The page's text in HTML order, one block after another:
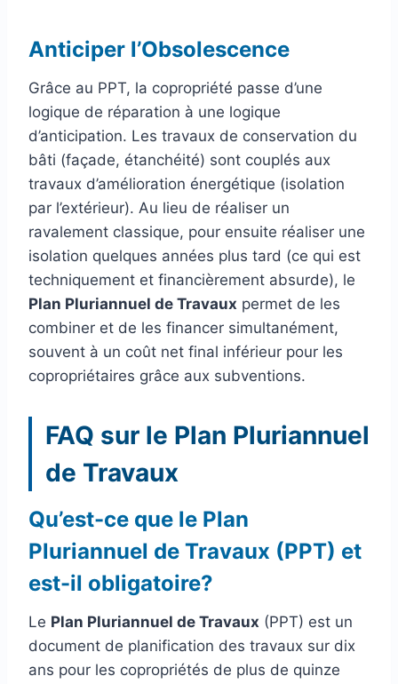
Anticiper l’Obsolescence
Grâce au PPT, la copropriété passe d’une
logique de réparation à une logique
d’anticipation. Les travaux de conservation du
bâti (façade, étanchéité) sont couplés aux
travaux d’amélioration énergétique (isolation
par l’extérieur). Au lieu de réaliser un
ravalement classique, pour ensuite réaliser une
isolation quelques années plus tard (ce qui est
techniquement et financièrement absurde), le
Plan Pluriannuel de Travaux permet de les
combiner et de les financer simultanément,
souvent à un coût net final inférieur pour les
copropriétaires grâce aux subventions.
FAQ sur le Plan Pluriannuel
de Travaux
Qu’est-ce que le Plan
Pluriannuel de Travaux (PPT) et
est-il obligatoire?
Le Plan Pluriannuel de Travaux (PPT) est un
document de planification des travaux sur dix
ans pour les copropriétés de plus de quinze